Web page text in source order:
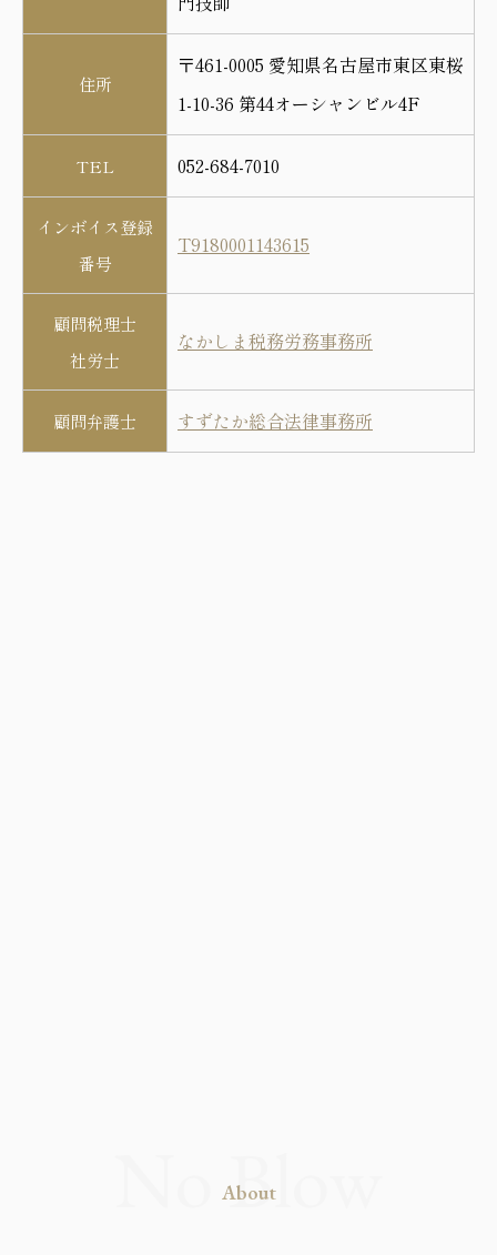
住所
〒461-0005 愛知県名古屋市東区東桜
1-10-36 第44オーシャンビル4F
TEL 052-684-7010
インボイス登録
番号
T9180001143615
顧問税理士
社労士
なかしま税務労務事務所
顧問弁護士 すずたか総合法律事務所
About